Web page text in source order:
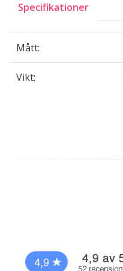
Specifikationer
Mått:
Vikt: